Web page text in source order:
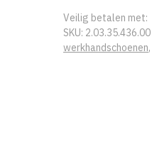
Veilig betalen met:
SKU: 2.03.35.436.00
werkhandschoenen,